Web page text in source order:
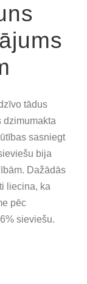
tādus
dzimumakta
sasniegt
bija
Dažādās
liecina, ka
pēc
sieviešu.